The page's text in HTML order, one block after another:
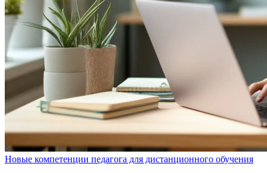
Новые компетенции педагога для дистанционного обучения